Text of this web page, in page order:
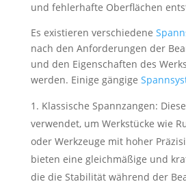
und fehlerhafte Oberflächen
Es existieren verschiedene
nach den Anforderungen der
und den Eigenschaften des
werden. Einige gängige
Klassische Spannzangen:
verwendet, um Werkstücke wie
oder Werkzeuge mit hoher
bieten eine gleichmäßige und
die die Stabilität während der